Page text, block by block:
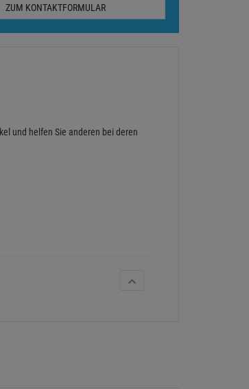
ZUM KONTAKTFORMULAR
und helfen Sie anderen bei deren